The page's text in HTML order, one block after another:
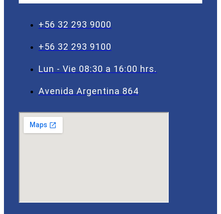
+56 32 293 9000
+56 32 293 9100
Lun - Vie 08:30 a 16:00 hrs.
Avenida Argentina 864